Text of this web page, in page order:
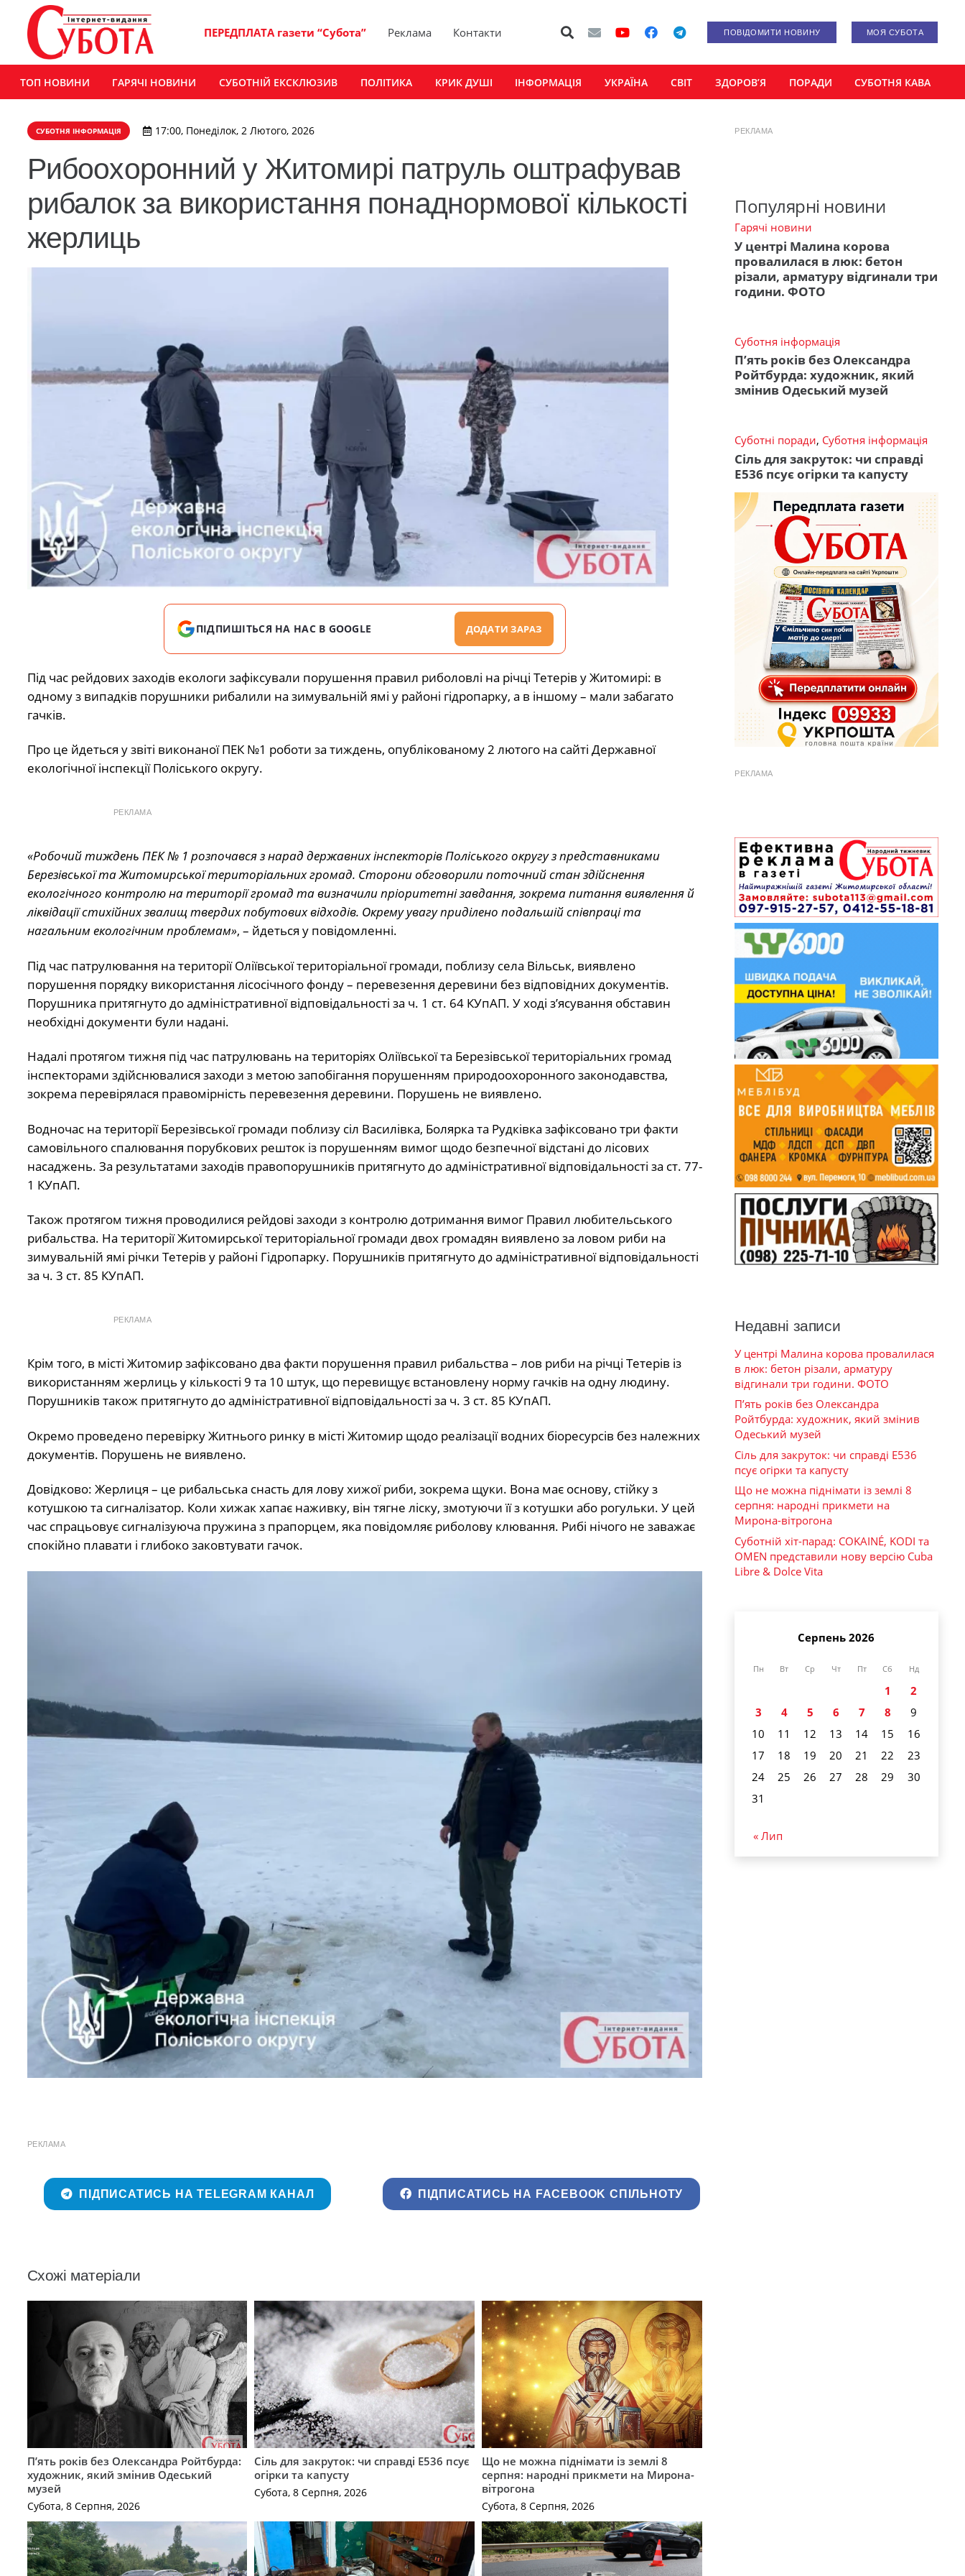
ПЕРЕДПЛАТА газети “Субота” Реклама Контакти ПОВІДОМИТИ НОВИНУ МОЯ СУБОТА
ТОП НОВИНИ ГАРЯЧІ НОВИНИ СУБОТНІЙ ЕКСКЛЮЗИВ ПОЛІТИКА КРИК ДУШІ ІНФОРМАЦІЯ УКРАЇНА СВІТ ЗДОРОВ’Я ПОРАДИ СУБОТНЯ КАВА
СУБОТНЯ ІНФОРМАЦІЯ 17:00, Понеділок, 2 Лютого, 2026
Рибоохоронний у Житомирі патруль оштрафував
рибалок за використання понаднормової кількості
жерлиць
ПІДПИШІТЬСЯ НА НАС В GOOGLE ДОДАТИ ЗАРАЗ
Під час рейдових заходів екологи зафіксували порушення правил риболовлі на річці Тетерів у Житомирі: в
одному з випадків порушники рибалили на зимувальній ямі у районі гідропарку, а в іншому – мали забагато
гачків.
Про це йдеться у звіті виконаної ПЕК №1 роботи за тиждень, опублікованому 2 лютого на сайті Державної
екологічної інспекції Поліського округу.
РЕКЛАМА
«Робочий тиждень ПЕК № 1 розпочався з нарад державних інспекторів Поліського округу з представниками
Березівської та Житомирської територіальних громад. Сторони обговорили поточний стан здійснення
екологічного контролю на території громад та визначили пріоритетні завдання, зокрема питання виявлення й
ліквідації стихійних звалищ твердих побутових відходів. Окрему увагу приділено подальшій співпраці та
нагальним екологічним проблемам», – йдеться у повідомленні.
Під час патрулювання на території Оліївської територіальної громади, поблизу села Вільськ, виявлено
порушення порядку використання лісосічного фонду – перевезення деревини без відповідних документів.
Порушника притягнуто до адміністративної відповідальності за ч. 1 ст. 64 КУпАП. У ході з’ясування обставин
необхідні документи були надані.
Надалі протягом тижня під час патрулювань на територіях Оліївської та Березівської територіальних громад
інспекторами здійснювалися заходи з метою запобігання порушенням природоохоронного законодавства,
зокрема перевірялася правомірність перевезення деревини. Порушень не виявлено.
Водночас на території Березівської громади поблизу сіл Василівка, Болярка та Рудківка зафіксовано три факти
самовільного спалювання порубкових решток із порушенням вимог щодо безпечної відстані до лісових
насаджень. За результатами заходів правопорушників притягнуто до адміністративної відповідальності за ст. 77-
1 КУпАП.
Також протягом тижня проводилися рейдові заходи з контролю дотримання вимог Правил любительського
рибальства. На території Житомирської територіальної громади двох громадян виявлено за ловом риби на
зимувальній ямі річки Тетерів у районі Гідропарку. Порушників притягнуто до адміністративної відповідальності
за ч. 3 ст. 85 КУпАП.
РЕКЛАМА
Крім того, в місті Житомир зафіксовано два факти порушення правил рибальства – лов риби на річці Тетерів із
використанням жерлиць у кількості 9 та 10 штук, що перевищує встановлену норму гачків на одну людину.
Порушників також притягнуто до адміністративної відповідальності за ч. 3 ст. 85 КУпАП.
Окремо проведено перевірку Житнього ринку в місті Житомир щодо реалізації водних біоресурсів без належних
документів. Порушень не виявлено.
Довідково: Жерлиця – це рибальська снасть для лову хижої риби, зокрема щуки. Вона має основу, стійку з
котушкою та сигналізатор. Коли хижак хапає наживку, він тягне ліску, змотуючи її з котушки або рогульки. У цей
час спрацьовує сигналізуюча пружина з прапорцем, яка повідомляє риболову клювання. Рибі нічого не заважає
спокійно плавати і глибоко заковтувати гачок.
РЕКЛАМА
ПІДПИСАТИСЬ НА TELEGRAM КАНАЛ ПІДПИСАТИСЬ НА FACEBOOK СПІЛЬНОТУ
Схожі матеріали
П’ять років без Олександра Ройтбурда:
художник, який змінив Одеський
музей
Субота, 8 Серпня, 2026
Сіль для закруток: чи справді Е536 псує
огірки та капусту
Субота, 8 Серпня, 2026
Що не можна піднімати із землі 8
серпня: народні прикмети на Мирона-
вітрогона
Субота, 8 Серпня, 2026
РЕКЛАМА
Популярні новини
Гарячі новини
У центрі Малина корова
провалилася в люк: бетон
різали, арматуру відгинали три
години. ФОТО
Суботня інформація
П’ять років без Олександра
Ройтбурда: художник, який
змінив Одеський музей
Суботні поради, Суботня інформація
Сіль для закруток: чи справді
Е536 псує огірки та капусту
РЕКЛАМА
Недавні записи
У центрі Малина корова провалилася
в люк: бетон різали, арматуру
відгинали три години. ФОТО
П’ять років без Олександра
Ройтбурда: художник, який змінив
Одеський музей
Сіль для закруток: чи справді Е536
псує огірки та капусту
Що не можна піднімати із землі 8
серпня: народні прикмети на
Мирона-вітрогона
Суботній хіт-парад: COKAINÉ, KODI та
OMEN представили нову версію Cuba
Libre & Dolce Vita
Серпень 2026
Пн Вт Ср Чт Пт Сб Нд
1
2
3
4 5 6 7 8
9
10
11 12 13 14 15
16
17
18 19 20 21 22
23
24
25 26 27 28 29
30
31
« Лип